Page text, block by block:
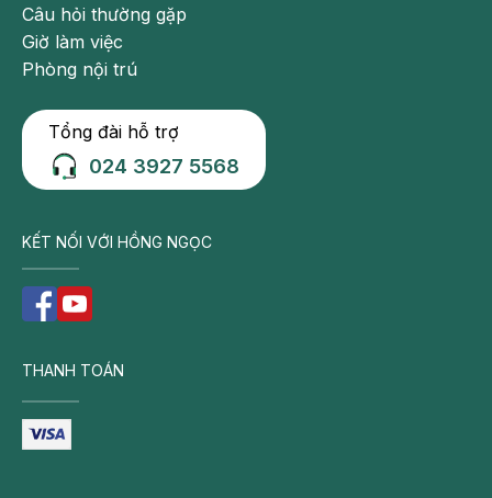
Câu hỏi thường gặp
Giờ làm việc
Phòng nội trú
Tổng đài hỗ trợ
024 3927 5568
KẾT NỐI VỚI HỒNG NGỌC
THANH TOÁN